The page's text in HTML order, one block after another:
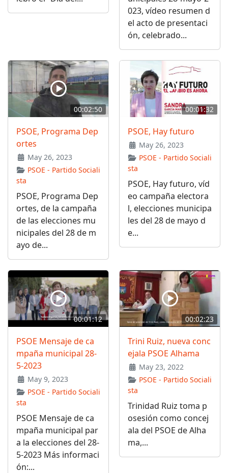
023, vídeo resumen d
el acto de presentaci
ón, celebrado...
00:02:50
PSOE, Programa Dep
ortes
May 26, 2023
PSOE - Partido Sociali
sta
PSOE, Programa Dep
ortes, de la campaña
de las elecciones mu
nicipales del 28 de m
ayo de...
00:01:32
PSOE, Hay futuro
May 26, 2023
PSOE - Partido Sociali
sta
PSOE, Hay futuro, víd
eo campaña electora
l, elecciones municipa
les del 28 de mayo d
e...
00:01:12
PSOE Mensaje de ca
mpaña municipal 28-
5-2023
May 9, 2023
PSOE - Partido Sociali
sta
PSOE Mensaje de ca
mpaña municipal par
a la elecciones del 28-
5-2023 Más informaci
ón:...
00:02:23
Trini Ruiz, nueva conc
ejala PSOE Alhama
May 23, 2022
PSOE - Partido Sociali
sta
Trinidad Ruiz toma p
osesión como concej
ala del PSOE de Alha
ma,...